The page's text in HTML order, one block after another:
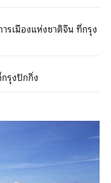
รเมืองแห่งชาติจีน ที่กรุง
รุงปักกิ่ง